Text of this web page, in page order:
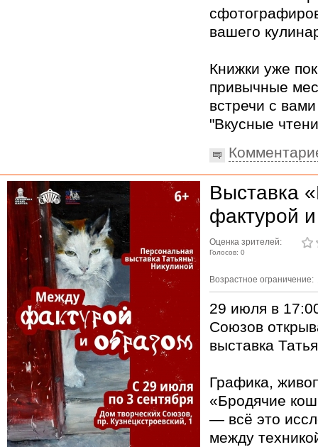
вашего
Книжки уже
привычные
встречи с
"Вкусные
Выставка
фактурой
Оценка зрителей:
Голосов: 0
Возрастное ограничение:
29 июля в
Союзов
выставка
Графика,
«Бродячие
— всё это
между